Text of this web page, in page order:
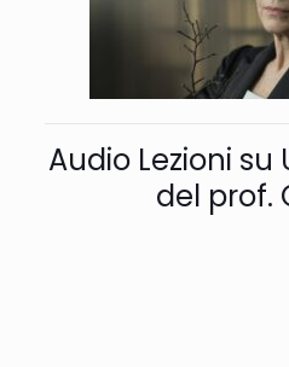
Audio Lezioni
del prof.